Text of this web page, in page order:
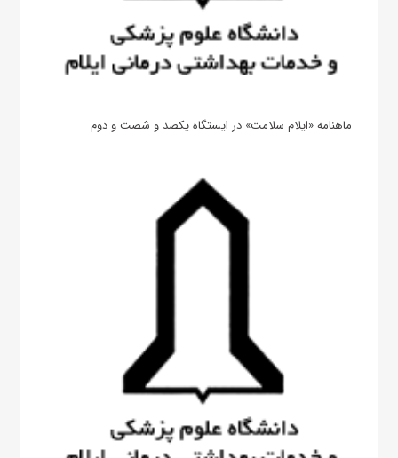
ماهنامه «ایلام سلامت» در ایستگاه یکصد و شصت و دوم